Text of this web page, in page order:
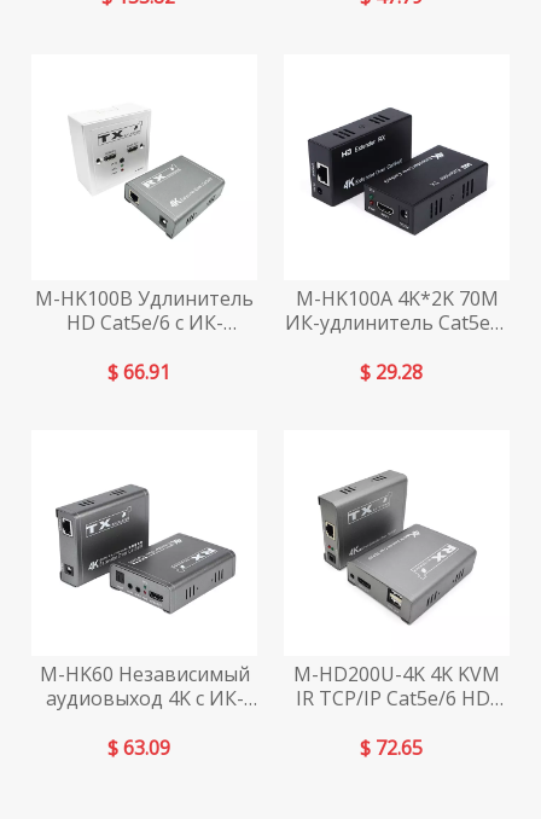
M-HK100B Удлинитель
HD Cat5e/6 с ИК-
$ 66.91
M-HK100A 4K*2K 70M
ИК-удлинитель Cat5e/6
$ 29.28
M-HK60 Независимый
аудиовыход 4K с ИК-
Extender
$ 63.09
M-HD200U-4K 4K KVM
IR TCP/IP Cat5e/6 HD-
$ 72.65